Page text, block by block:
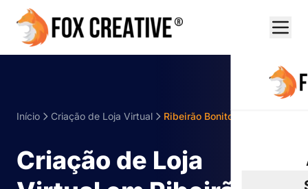
Início Criação de Loja Virtual Ribeirão Bonito
Criação de Loja